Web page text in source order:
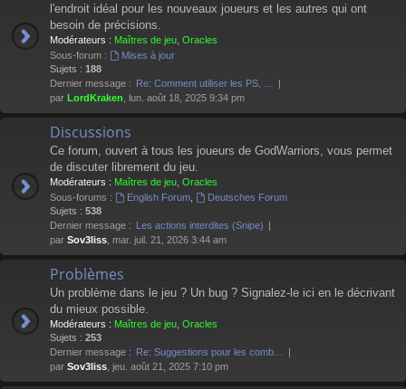
l'endroit idéal pour les nouveaux joueurs et les autres qui ont
besoin de précisions.
Modérateurs : Maîtres de jeu Oracles
Sous-forum :
Mises à jour
Sujets : 188
Dernier message : Re: Comment utiliser les PS, …
par LordKraken , lun. août 18, 2025 9:34 pm
Discussions
Ce forum, ouvert à tous les joueurs de GodWarriors, vous permet
de discuter librement du jeu.
Modérateurs : Maîtres de jeu Oracles
Sous-forums :
English Forum,
Deutsches Forum
Sujets : 538
Dernier message : Les actions interdites (Snipe)
par Sov3liss , mar. juil. 21, 2026 3:44 am
Problèmes
Un problème dans le jeu ? Un bug ? Signalez-le ici en le décrivant
du mieux possible.
Modérateurs : Maîtres de jeu Oracles
Sujets : 253
Dernier message : Re: Suggestions pour les comb…
par Sov3liss , jeu. août 21, 2025 7:10 pm